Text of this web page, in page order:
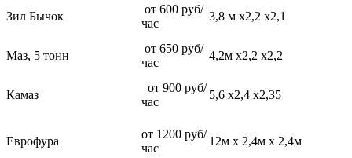
Зил Бычок
от 600 руб/
час
3,8 м х2,2 х2,1
Маз, 5 тонн
от 650 руб/
час
4,2м х2,2 х2,2
Камаз
от 900 руб/
час
5,6 х2,4 х2,35
Еврофура
от 1200 руб/
час
12м х 2,4м х 2,4м